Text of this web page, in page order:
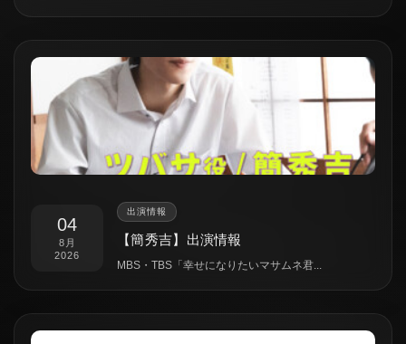
04
8月
2026
出演情報
【簡秀吉】出演情報
MBS・TBS「幸せになりたいマサムネ君...